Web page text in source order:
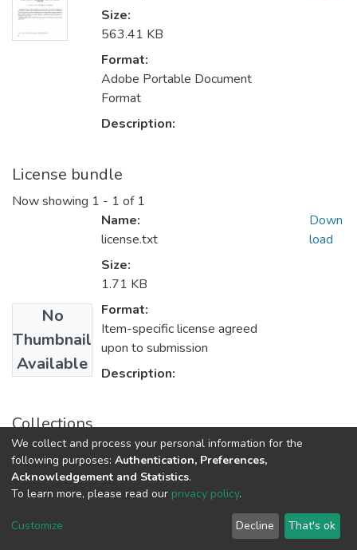
Size:
563.41 KB
Format:
Adobe Portable Document
Format
Description:
License bundle
Now showing 1 - 1 of 1
No
Thumbnail
Available
Name:
license.txt
Size:
1.71 KB
Format:
Item-specific license agreed
upon to submission
Description:
Down
load
Collections
Сенсорна електроніка і мікросистемні технології
DSpace software copyright © 2009-2026
Cookie
End User
Agreement
Send
Feedback
We collect and process your personal information for the
following purposes: Authentication, Preferences,
Acknowledgement and Statistics.
To learn more, please read our privacy policy.
Customize Decline That's ok